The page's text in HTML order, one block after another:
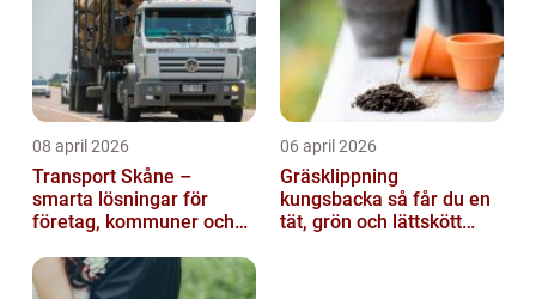
08 april 2026
Transport Skåne –
smarta lösningar för
företag, kommuner och
06 april 2026
Gräsklippning
kungsbacka så får du en
tät, grön och lättskött